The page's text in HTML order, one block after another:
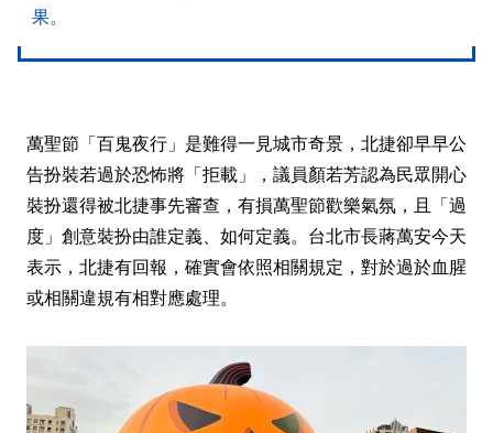
果。
萬聖節「百鬼夜行」是難得一見城市奇景，北捷卻早早公
告扮裝若過於恐怖將「拒載」，議員顏若芳認為民眾開心
裝扮還得被北捷事先審查，有損萬聖節歡樂氣氛，且「過
度」創意裝扮由誰定義、如何定義。台北市長蔣萬安今天
表示，北捷有回報，確實會依照相關規定，對於過於血腥
或相關違規有相對應處理。